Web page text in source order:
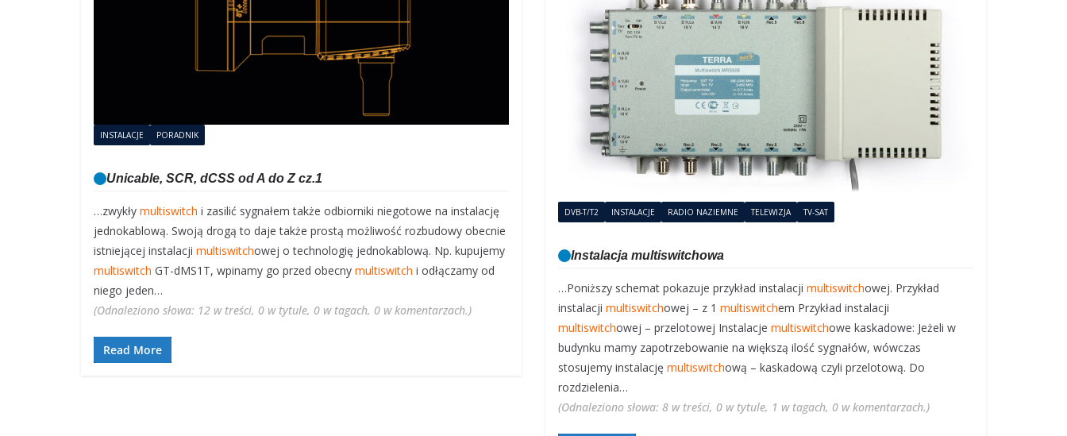
INSTALACJE PORADNIK
Unicable, SCR, dCSS od A do Z cz.1
…zwykły multiswitch i zasilić sygnałem także odbiorniki niegotowe na instalację
jednokablową. Swoją drogą to daje także prostą możliwość rozbudowy obecnie
istniejącej instalacji multiswitchowej o technologię jednokablową. Np. kupujemy
multiswitch GT-dMS1T, wpinamy go przed obecny multiswitch i odłączamy od
niego jeden…
(Odnaleziono słowa: 12 w treści, 0 w tytule, 0 w tagach, 0 w komentarzach.)
Read More
DVB-T/T2 INSTALACJE RADIO NAZIEMNE TELEWIZJA TV-SAT
Instalacja multiswitchowa
…Poniższy schemat pokazuje przykład instalacji multiswitchowej. Przykład
instalacji multiswitchowej – z 1 multiswitchem Przykład instalacji
multiswitchowej – przelotowej Instalacje multiswitchowe kaskadowe: Jeżeli w
budynku mamy zapotrzebowanie na większą ilość sygnałów, wówczas
stosujemy instalację multiswitchową – kaskadową czyli przelotową. Do
rozdzielenia…
(Odnaleziono słowa: 8 w treści, 0 w tytule, 1 w tagach, 0 w komentarzach.)